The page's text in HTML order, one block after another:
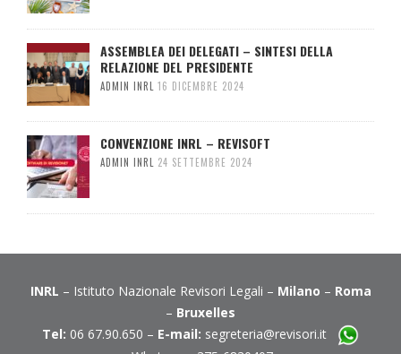
ASSEMBLEA DEI DELEGATI – SINTESI DELLA
RELAZIONE DEL PRESIDENTE
ADMIN INRL 16 DICEMBRE 2024
CONVENZIONE INRL – REVISOFT
ADMIN INRL 24 SETTEMBRE 2024
INRL – Istituto Nazionale Revisori Legali – Milano – Roma
– Bruxelles
Tel: 06 67.90.650 – E-mail: segreteria@revisori.it